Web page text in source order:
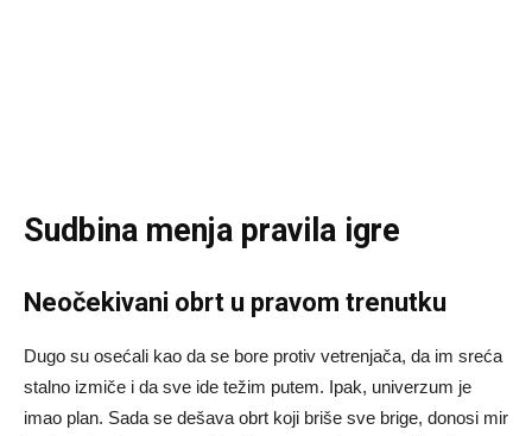
Sudbina menja pravila igre
Neočekivani obrt u pravom trenutku
Dugo su osećali kao da se bore protiv vetrenjača, da im sreća
stalno izmiče i da sve ide težim putem. Ipak, univerzum je
imao plan. Sada se dešava obrt koji briše sve brige, donosi mir